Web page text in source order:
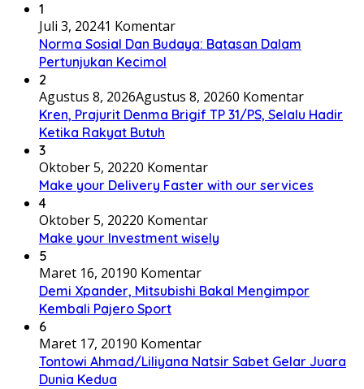
1
Juli 3, 20241 Komentar
Norma Sosial Dan Budaya: Batasan Dalam
Pertunjukan Kecimol
2
Agustus 8, 2026Agustus 8, 20260 Komentar
Kren, Prajurit Denma Brigif TP 31/PS, Selalu Hadir
Ketika Rakyat Butuh
3
Oktober 5, 20220 Komentar
Make your Delivery Faster with our services
4
Oktober 5, 20220 Komentar
Make your Investment wisely
5
Maret 16, 20190 Komentar
Demi Xpander, Mitsubishi Bakal Mengimpor
Kembali Pajero Sport
6
Maret 17, 20190 Komentar
Tontowi Ahmad/Liliyana Natsir Sabet Gelar Juara
Dunia Kedua